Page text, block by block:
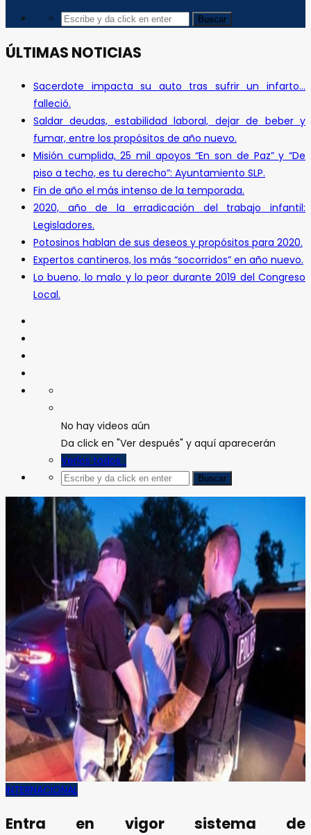
ÚLTIMAS NOTICIAS
Sacerdote impacta su auto tras sufrir un infarto…
falleció.
Saldar deudas, estabilidad laboral, dejar de beber y
fumar, entre los propósitos de año nuevo.
Misión cumplida, 25 mil apoyos “En son de Paz” y “De
piso a techo, es tu derecho”: Ayuntamiento SLP.
Fin de año el más intenso de la temporada.
2020, año de la erradicación del trabajo infantil:
Legisladores.
Potosinos hablan de sus deseos y propósitos para 2020.
Expertos cantineros, los más “socorridos” en año nuevo.
Lo bueno, lo malo y lo peor durante 2019 del Congreso
Local.
No hay videos aún
Da click en "Ver después" y aquí aparecerán
Verlos todos
INTERNACIONAL
Entra en vigor sistema de